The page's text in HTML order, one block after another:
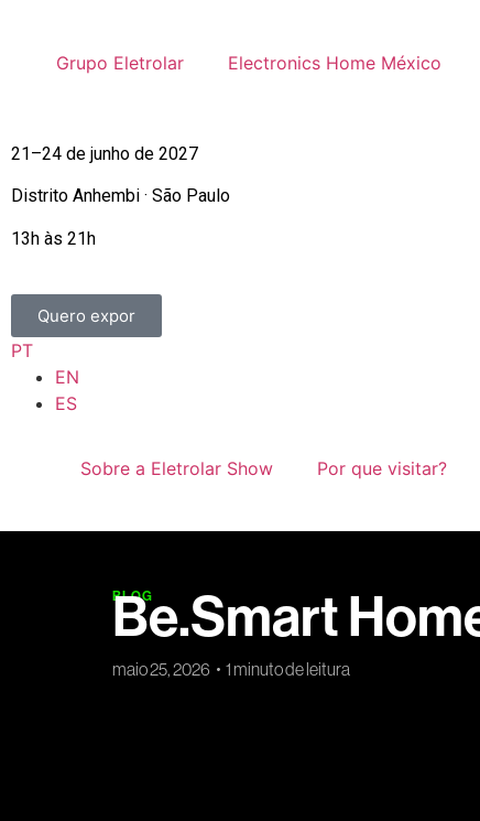
Grupo Eletrolar Electronics Home México
21–24 de junho de 2027
Distrito Anhembi · São Paulo
13h às 21h
Quero expor
PT
EN
ES
Sobre a Eletrolar Show Por que visitar?
BLOG
Be.Smart
maio 25, 2026 1 minuto de leitura